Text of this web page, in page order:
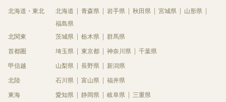
北海道・東北 北海道 青森県 岩手県 秋田県 宮城県
山形県
福島県
北関東
茨城県 栃木県 群馬県
首都圏 埼玉県 東京都 神奈川県 千葉県
甲信越 山梨県 長野県 新潟県
北陸 石川県 富山県 福井県
東海 愛知県 静岡県 岐阜県 三重県